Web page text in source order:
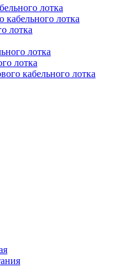
лотка
кабельного лотка
лотка
лотка
лотка
кабельного лотка